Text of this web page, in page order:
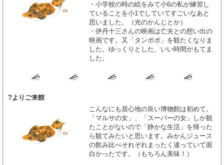
・小学校の時の絵をみて小6の私が練習し
ていることを小1でしていてすごいなあと
思いました。（光のかんじとか）
・伊丹十三さんの映画は亡夫との想い出の
映画です。又「タンポポ」を観たくなりま
した。ゆっくりとした、いい時間がもてま
した。
?よりご来館
こんなにも居心地の良い博物館は初めて。
「マルサの女」、「スーパーの女」しか観
たことがないので「静かな生活」を帰った
ら観てみたいと思います。みかんジュース
の飲み比べそれぞれまったく違っていて面
白かったです。（もちろん美味！）